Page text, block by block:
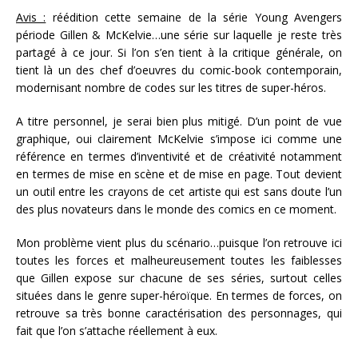
Avis : réédition cette semaine de la série Young Avengers
période Gillen & McKelvie…une série sur laquelle je reste très
partagé à ce jour. Si l’on s’en tient à la critique générale, on
tient là un des chef d’oeuvres du comic-book contemporain,
modernisant nombre de codes sur les titres de super-héros.
A titre personnel, je serai bien plus mitigé. D’un point de vue
graphique, oui clairement McKelvie s’impose ici comme une
référence en termes d’inventivité et de créativité notamment
en termes de mise en scène et de mise en page. Tout devient
un outil entre les crayons de cet artiste qui est sans doute l’un
des plus novateurs dans le monde des comics en ce moment.
Mon problème vient plus du scénario…puisque l’on retrouve ici
toutes les forces et malheureusement toutes les faiblesses
que Gillen expose sur chacune de ses séries, surtout celles
situées dans le genre super-héroïque. En termes de forces, on
retrouve sa très bonne caractérisation des personnages, qui
fait que l’on s’attache réellement à eux.